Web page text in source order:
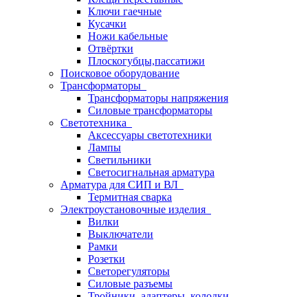
Ключи гаечные
Кусачки
Ножи кабельные
Отвёртки
Плоскогубцы,пассатижи
Поисковое оборудование
Трансформаторы
Трансформаторы напряжения
Силовые трансформаторы
Светотехника
Аксессуары светотехники
Лампы
Светильники
Светосигнальная арматура
Арматура для СИП и ВЛ
Термитная сварка
Электроустановочные изделия
Вилки
Выключатели
Рамки
Розетки
Светорегуляторы
Силовые разъемы